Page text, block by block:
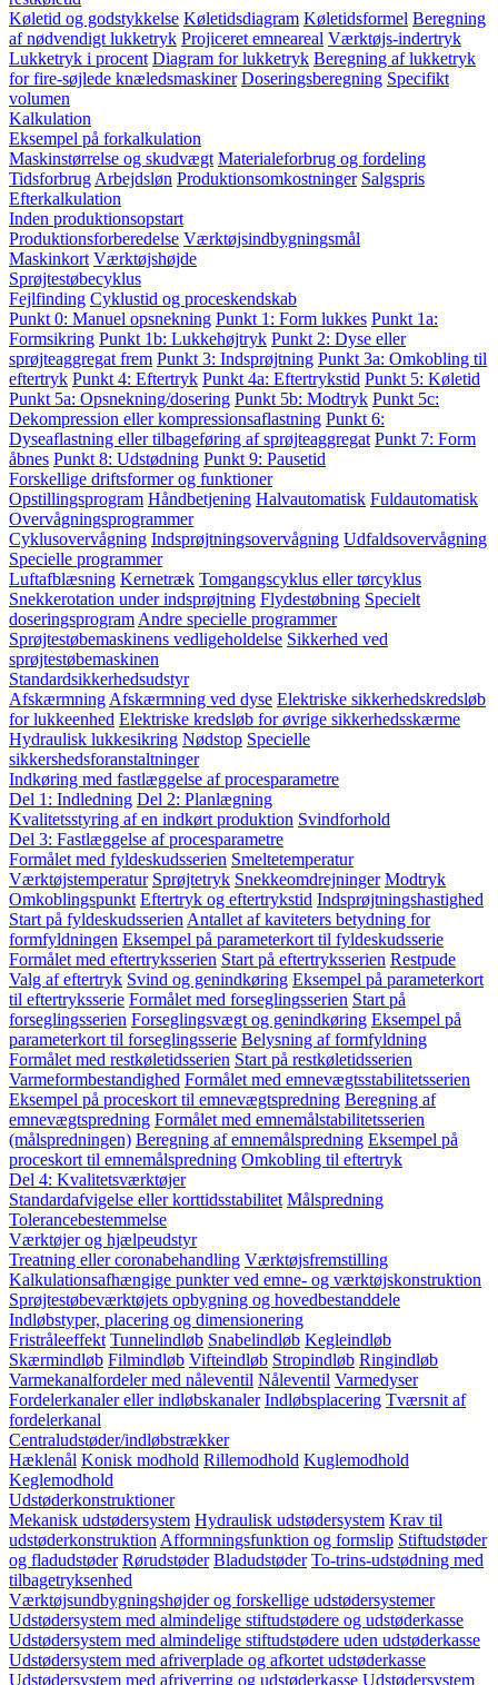
Køletid og godstykkelse Køletidsdiagram Køletidsformel Beregning
af nødvendigt lukketryk Projiceret emneareal Værktøjs-indertryk
Lukketryk i procent Diagram for lukketryk Beregning af lukketryk
for fire-søjlede knæledsmaskiner Doseringsberegning Specifikt
volumen
Kalkulation
Eksempel på forkalkulation
Maskinstørrelse og skudvægt Materialeforbrug og fordeling
Tidsforbrug Arbejdsløn Produktionsomkostninger Salgspris
Efterkalkulation
Inden produktionsopstart
Produktionsforberedelse Værktøjsindbygningsmål
Maskinkort Værktøjshøjde
Sprøjtestøbecyklus
Fejlfinding Cyklustid og proceskendskab
Punkt 0: Manuel opsnekning Punkt 1: Form lukkes Punkt 1a:
Formsikring Punkt 1b: Lukkehøjtryk Punkt 2: Dyse eller
sprøjteaggregat frem Punkt 3: Indsprøjtning Punkt 3a: Omkobling til
eftertryk Punkt 4: Eftertryk Punkt 4a: Eftertrykstid Punkt 5: Køletid
Punkt 5a: Opsnekning/dosering Punkt 5b: Modtryk Punkt 5c:
Dekompression eller kompressionsaflastning Punkt 6:
Dyseaflastning eller tilbageføring af sprøjteaggregat Punkt 7: Form
åbnes Punkt 8: Udstødning Punkt 9: Pausetid
Forskellige driftsformer og funktioner
Opstillingsprogram Håndbetjening Halvautomatisk Fuldautomatisk
Overvågningsprogrammer
Cyklusovervågning Indsprøjtningsovervågning Udfaldsovervågning
Specielle programmer
Luftafblæsning Kernetræk Tomgangscyklus eller tørcyklus
Snekkerotation under indsprøjtning Flydestøbning Specielt
doseringsprogram Andre specielle programmer
Sprøjtestøbemaskinens vedligeholdelse Sikkerhed ved
sprøjtestøbemaskinen
Standardsikkerhedsudstyr
Afskærmning Afskærmning ved dyse Elektriske sikkerhedskredsløb
for lukkeenhed Elektriske kredsløb for øvrige sikkerhedsskærme
Hydraulisk lukkesikring Nødstop Specielle
sikkershedsforanstaltninger
Indkøring med fastlæggelse af procesparametre
Del 1: Indledning Del 2: Planlægning
Kvalitetsstyring af en indkørt produktion Svindforhold
Del 3: Fastlæggelse af procesparametre
Formålet med fyldeskudsserien Smeltetemperatur
Værktøjstemperatur Sprøjtetryk Snekkeomdrejninger Modtryk
Omkoblingspunkt Eftertryk og eftertrykstid Indsprøjtningshastighed
Start på fyldeskudsserien Antallet af kaviteters betydning for
formfyldningen Eksempel på parameterkort til fyldeskudsserie
Formålet med eftertryksserien Start på eftertryksserien Restpude
Valg af eftertryk Svind og genindkøring Eksempel på parameterkort
til eftertryksserie Formålet med forseglingsserien Start på
forseglingsserien Forseglingsvægt og genindkøring Eksempel på
parameterkort til forseglingsserie Belysning af formfyldning
Formålet med restkøletidsserien Start på restkøletidsserien
Varmeformbestandighed Formålet med emnevægtsstabilitetsserien
Eksempel på proceskort til emnevægtspredning Beregning af
emnevægtspredning Formålet med emnemålstabilitetsserien
(målspredningen) Beregning af emnemålspredning Eksempel på
proceskort til emnemålspredning Omkobling til eftertryk
Del 4: Kvalitetsværktøjer
Standardafvigelse eller korttidsstabilitet Målspredning
Tolerancebestemmelse
Værktøjer og hjælpeudstyr
Treatning eller coronabehandling Værktøjsfremstilling
Kalkulationsafhængige punkter ved emne- og værktøjskonstruktion
Sprøjtestøbeværktøjets opbygning og hovedbestanddele
Indløbstyper, placering og dimensionering
Fristråleeffekt Tunnelindløb Snabelindløb Kegleindløb
Skærmindløb Filmindløb Vifteindløb Stropindløb Ringindløb
Varmekanalfordeler med nåleventil Nåleventil Varmedyser
Fordelerkanaler eller indløbskanaler Indløbsplacering Tværsnit af
fordelerkanal
Centraludstøder/indløbstrækker
Hæklenål Konisk modhold Rillemodhold Kuglemodhold
Keglemodhold
Udstøderkonstruktioner
Mekanisk udstødersystem Hydraulisk udstødersystem Krav til
udstøderkonstruktion Afformningsfunktion og formslip Stiftudstøder
og fladudstøder Rørudstøder Bladudstøder To-trins-udstødning med
tilbagetryksenhed
Værktøjsundbygningshøjder og forskellige udstødersystemer
Udstødersystem med almindelige stiftudstødere og udstøderkasse
Udstødersystem med almindelige stiftudstødere uden udstøderkasse
Udstødersystem med afriverplade og afkortet udstøderkasse
Udstødersystem med afriverring og udstøderkasse Udstødersystem